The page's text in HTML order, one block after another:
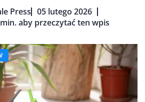
Press 05 lutego 2026
aby przeczytać ten wpis